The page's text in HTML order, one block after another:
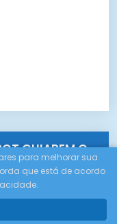
GUIAREM O
para
para melhorar sua
que está de acordo